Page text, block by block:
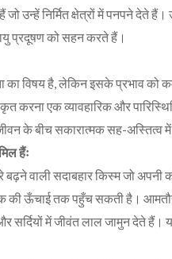
जो उन्हें निर्मित क्षेत्रों में पनपने
प्रदूषण को सहन करते हैं।
का विषय है, लेकिन इसके प्रभाव को
करना एक व्यावहारिक और
के बीच सकारात्मक सह-अस्तित्व में
हैंः
वाली सदाबहार किस्म जो अपनी
की ऊँचाई तक पहुँच सकती है।
सर्दियों में जीवंत लाल जामुन देते